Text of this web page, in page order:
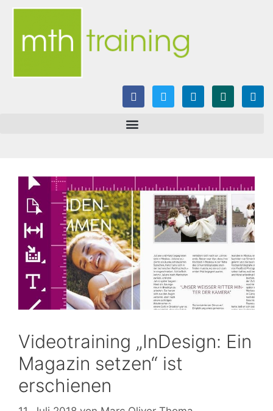
Videotraining „InDesign: Ein
Magazin setzen“ ist
erschienen